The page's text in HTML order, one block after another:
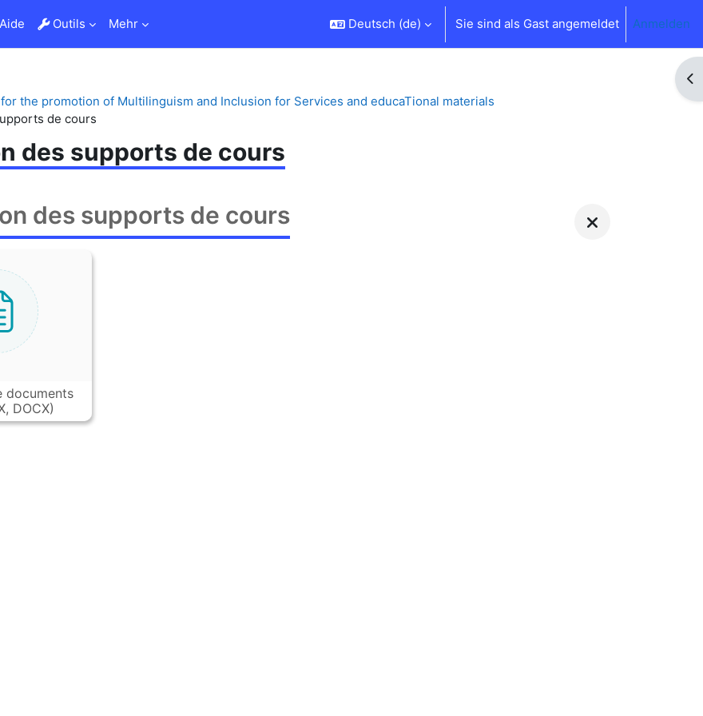
Outils Mehr Deutsch ‎(de)‎ Sie sind als Gast angemeldet Anmelden
the promotion of Multilinguism and Inclusion for Services and educaTional materials
de cours
des supports de cours
des supports de cours
documents
DOCX)